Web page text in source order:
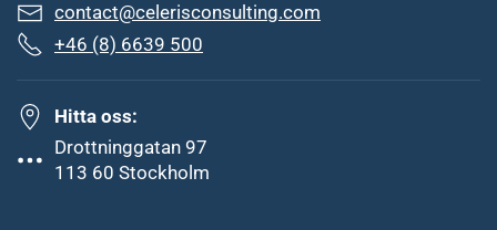
contact@celerisconsulting.com
+46 (8) 6639 500
Hitta oss:
Drottninggatan 97
113 60 Stockholm